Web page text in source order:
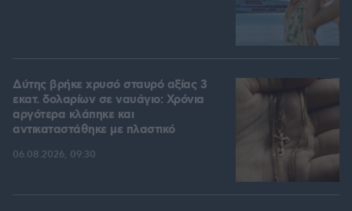
Δύτης βρήκε χρυσό σταυρό αξίας 3
εκατ. δολαρίων σε ναυάγιο: Χρόνια
αργότερα κλάπηκε και
αντικαταστάθηκε με πλαστικό
06.08.2026, 09:30